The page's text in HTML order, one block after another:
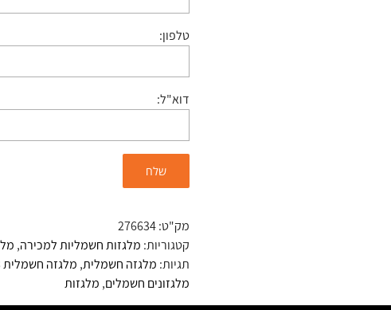
טלפון:
דוא"ל:
מק"ט:276634
קטגוריות: מלגזות חשמליות למכירה,
תגיות: מלגזה חשמלית, מלגזה חשמלית 3 גלגלים דגם-FE3R16AC
מלגזונים חשמלים, מלגזות